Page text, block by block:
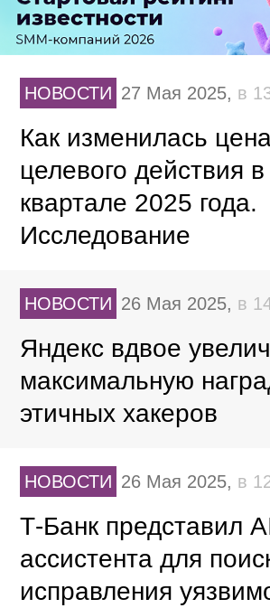
НОВОСТИ 27 Мая 2025, в
Как изменилась
целевого действия
квартале 2025 года.
Исследование
НОВОСТИ 26 Мая 2025, в
Яндекс вдвое
максимальную
этичных хакеров
НОВОСТИ 26 Мая 2025, в
Т-Банк представил
ассистента для
исправления